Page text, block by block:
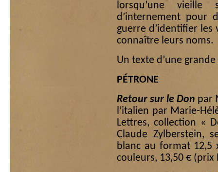
lorsqu’une
d’internement pour
guerre d’identifier
connaître leurs noms.
Un texte d’une
PÉTRONE
Retour sur le Don par
l’italien par Marie-
Lettres, collection «
Claude Zylberstein,
blanc au format 12,5
couleurs, 13,50 € (prix